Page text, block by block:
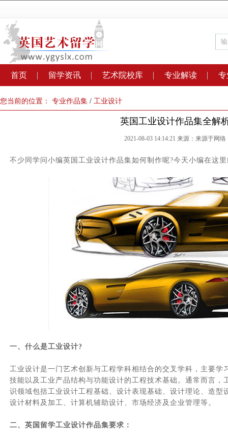
首页 留学资讯 艺术院校库 专业解读 专
您当前的位置： 专业作品集 / 工业设计
英国工业设计作品集全解
2021-08-03 14:14:21 来源：来源于网络
不少同学问小编英国工业设计作品集如何制作呢?今天小编在这
一、什么是工业设计?
工业设计是一门艺术创新与工程学科相结合的交叉学科，主要学
技能以及工业产品结构与功能设计的工程技术基础。通常而言，
识领域包括工业设计工程基础、设计表现基础、设计理论、造型
设计材料及加工、计算机辅助设计、市场经济及企业管理等。
二、英国留学工业设计作品集要求：